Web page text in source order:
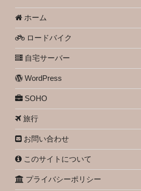
ホーム
ロードバイク
自宅サーバー
WordPress
SOHO
旅行
お問い合わせ
このサイトについて
プライバシーポリシー